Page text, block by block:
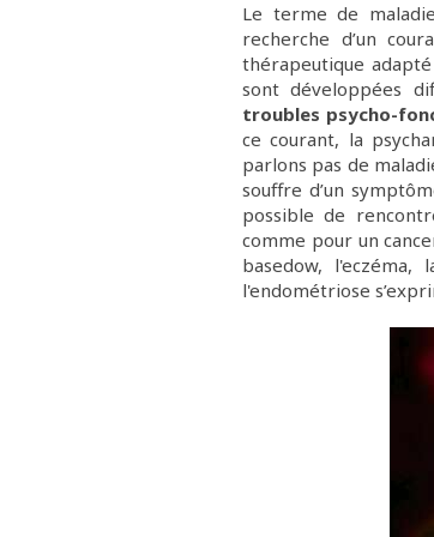
Le terme de
recherche d’un
thérapeutique
sont développées
troubles psycho-
ce courant, la
parlons pas de
souffre d’un
possible de
comme pour un
basedow, l'eczéma,
l'endométriose